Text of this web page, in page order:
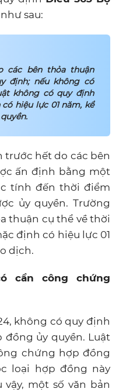
sau:
các bên thỏa thuận
định; nếu không có
không có quy định
hiệu lực 01 năm, kể
trước hết do các bên
ấn định bằng một
tính đến thời điểm
ủy quyền. Trường
thuận cụ thể về thời
định có hiệu lực 01
dịch.
cần công chứng
không có quy định
ủy quyền. Luật
chứng hợp đồng
loại hợp đồng này
một số văn bản